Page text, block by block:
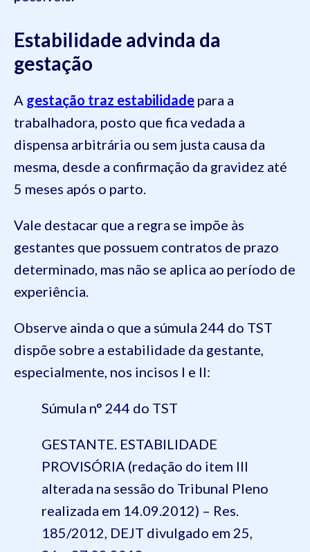
Estabilidade advinda da
gestação
A gestação traz estabilidade para a
trabalhadora, posto que fica vedada a
dispensa arbitrária ou sem justa causa da
mesma, desde a confirmação da gravidez até
5 meses após o parto.
Vale destacar que a regra se impõe às
gestantes que possuem contratos de prazo
determinado, mas não se aplica ao período de
experiência.
Observe ainda o que a súmula 244 do TST
dispõe sobre a estabilidade da gestante,
especialmente, nos incisos I e II:
Súmula n° 244 do TST
GESTANTE. ESTABILIDADE
PROVISÓRIA (redação do item III
alterada na sessão do Tribunal Pleno
realizada em 14.09.2012) – Res.
185/2012, DEJT divulgado em 25,